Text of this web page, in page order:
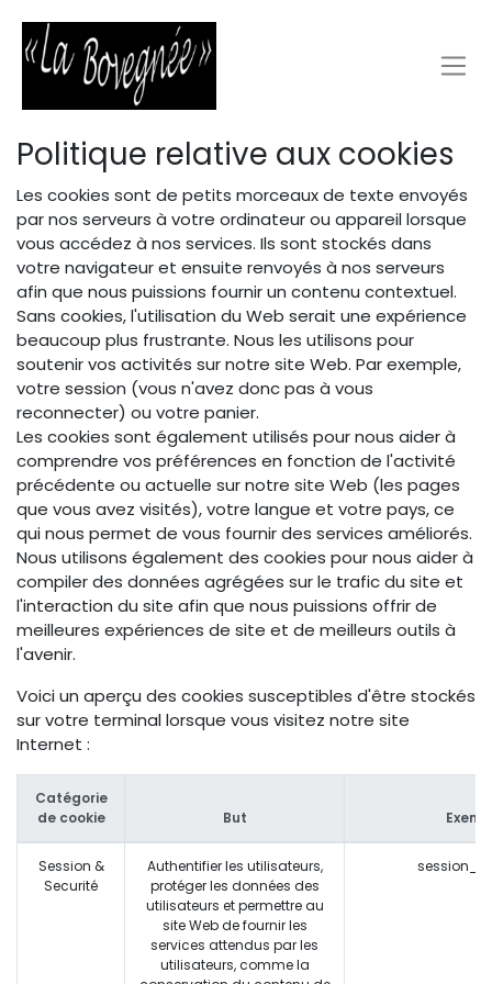
Politique relative aux cookies
Les cookies sont de petits morceaux de texte envoyés
par nos serveurs à votre ordinateur ou appareil lorsque
vous accédez à nos services. Ils sont stockés dans
votre navigateur et ensuite renvoyés à nos serveurs
afin que nous puissions fournir un contenu contextuel.
Sans cookies, l'utilisation du Web serait une expérience
beaucoup plus frustrante. Nous les utilisons pour
soutenir vos activités sur notre site Web. Par exemple,
votre session (vous n'avez donc pas à vous
reconnecter) ou votre panier.
Les cookies sont également utilisés pour nous aider à
comprendre vos préférences en fonction de l'activité
précédente ou actuelle sur notre site Web (les pages
que vous avez visités), votre langue et votre pays, ce
qui nous permet de vous fournir des services améliorés.
Nous utilisons également des cookies pour nous aider à
compiler des données agrégées sur le trafic du site et
l'interaction du site afin que nous puissions offrir de
meilleures expériences de site et de meilleurs outils à
l'avenir.
Voici un aperçu des cookies susceptibles d'être stockés
sur votre terminal lorsque vous visitez notre site
Internet :
Catégorie
de cookie
But
Session &
Securité
Authentifier les utilisateurs,
protéger les données des
utilisateurs et permettre au
site Web de fournir les
services attendus par les
utilisateurs, comme la